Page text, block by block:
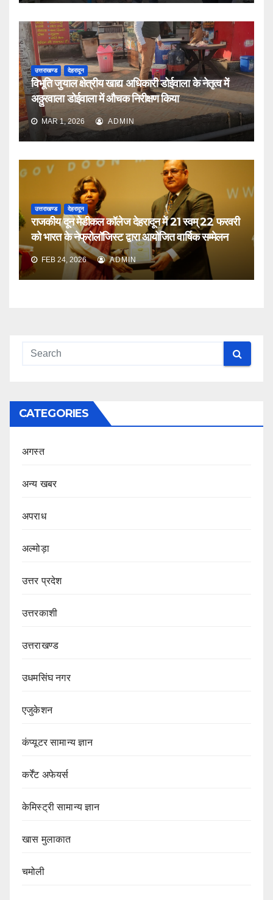
उत्तराखण्ड देहरादून
विभूति जुयाल क्षेत्रीय खाद्य अधिकारी डोईवाला के नेतृत्व में
अठ्ठुरवाला डोईवाला में औचक निरीक्षण किया
MAR 1, 2026 ADMIN
उत्तराखण्ड देहरादून
राजकीय दून मेडीकल कॉलेज देहरादून में 21 स्वम् 22 फरवरी
को भारत के नेफ्रोलॉजिस्ट द्वारा आयोजित वार्षिक सम्मेलन
FEB 24, 2026 ADMIN
CATEGORIES
अगस्त
अन्य खबर
अपराध
अल्मोड़ा
उत्तर प्रदेश
उत्तरकाशी
उत्तराखण्ड
उधमसिंघ नगर
एजुकेशन
कंप्यूटर सामान्य ज्ञान
कर्रेंट अफेयर्स
केमिस्ट्री सामान्य ज्ञान
खास मुलाकात
चमोली